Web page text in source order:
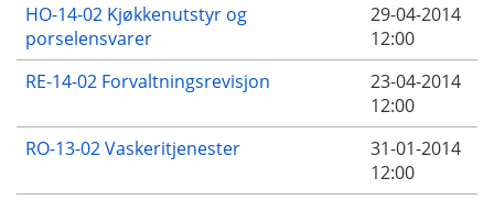
HO-14-02 Kjøkkenutstyr og
porselensvarer
29-04-2014
12:00
RE-14-02 Forvaltningsrevisjon
23-04-2014
12:00
RO-13-02 Vaskeritjenester
31-01-2014
12:00